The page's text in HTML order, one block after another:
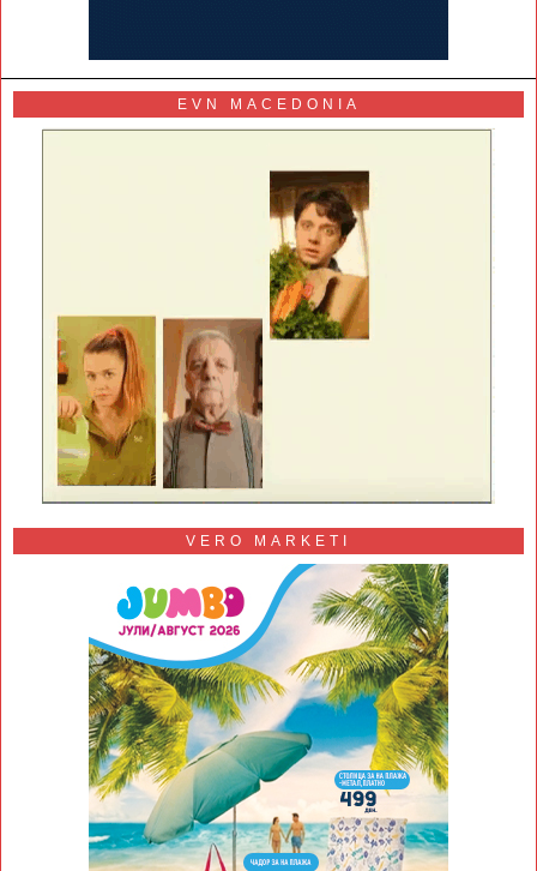
EVN MACEDONIA
VERO MARKETI